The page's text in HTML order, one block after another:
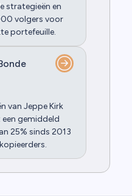
strategieën en
volgers voor
portefeuille.
van Jeppe Kirk
gemiddeld
25% sinds 2013